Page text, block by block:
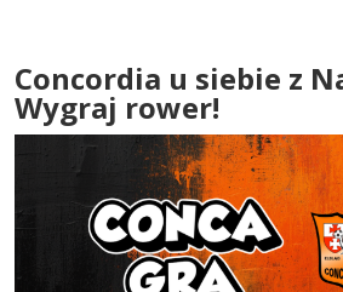
Concordia u siebie z
Wygraj rower!